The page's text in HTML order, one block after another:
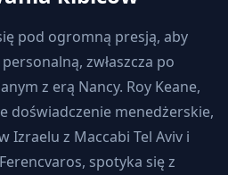
pod ogromną presją, aby
zwłaszcza po
z erą Nancy. Roy Keane,
doświadczenie menedżerskie,
Izraelu z Maccabi Tel Aviv i
spotyka się z